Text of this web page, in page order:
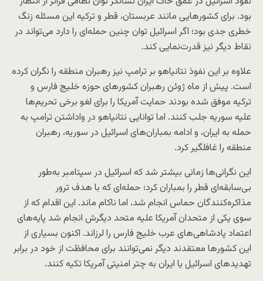
بود. برای کشورهایی مانند عربستان، قطر و ترکیه این مسئله زنگ
خطری جدی بود؛ اگر اسرائیل توان چنین حمله‌ای را دارد می‌تواند در
نقاط دیگر نیز قدرت‌نمایی کند.
علاوه بر این نفوذ نتانیاهو بر ترامپ نیز رهبران منطقه را نگران کرده
است. پیش از ماه ژوئن رهبران کشورهای حوزه خلیج فارس و
ترکیه موفق شده بودند حمایت آمریکا را برای لغو برخی تحریم‌ها
علیه سوریه جلب کنند. اما توانایی نتانیاهو در واداشتن ترامپ به
حمله به ایران، و ادامه بمباران‌های اسرائیل در سوریه، رهبران
منطقه را غافلگیر کرد.
این نگرانی‌ها زمانی بیشتر شد که اسرائیل در سپتامبر به‌طور
بی‌سابقه‌ای قطر را بمباران کرد؛ حمله‌ای که با هدف ترور
مذاکره‌کنندگان حماس انجام شد، اما ناکام ماند. این اقدام که از
سوی یکی از متحدان آمریکا علیه متحد دیگرش انجام شد پایه‌های
اعتماد پادشاهی‌های عرب خلیج فارس را لرزاند. اکنون بسیاری از
این کشورها معتقدند دیگر نمی‌توانند برای محافظت از خود در برابر
تهدیدهای اسرائیل یا ایران به چتر امنیتی آمریکا تکیه کنند.